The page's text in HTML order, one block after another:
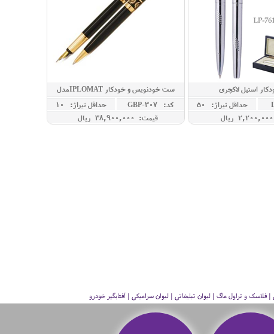
استیل لاکچری
حداقل تيراژ: 50
ست خودنویس و خودکار IPLOMATمدل
SCHMITS
کد: GBP-307
حداقل تيراژ: 10
قیمت: 38,900,000 ريال
و تراول ماگ | لیوان تبلیغاتی | لیوان سرامیکی | آفتابگیر خودرو